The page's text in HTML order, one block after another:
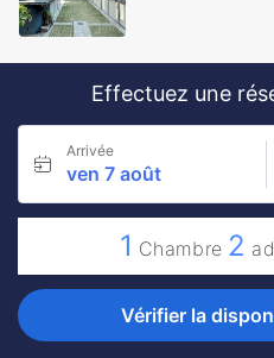
Effectuez une
Arrivée
ven 7 août
1 Chambre 2
Vérifier la